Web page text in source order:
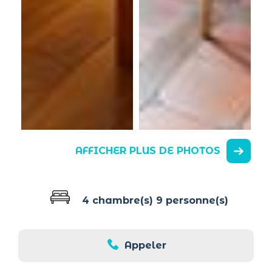
AFFICHER PLUS DE PHOTOS
4 chambre(s) 9 personne(s)
Appeler